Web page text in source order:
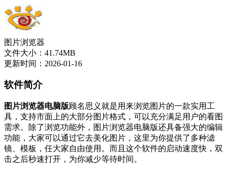
图片浏览器
文件大小：41.74MB
更新时间：2026-01-16
软件简介
图片浏览器电脑版顾名思义就是用来浏览图片的一款实用工
具，支持市面上的大部分图片格式，可以充分满足用户的看图
需求。除了浏览功能外，图片浏览器电脑版还具备强大的编辑
功能，大家可以通过它去美化图片，这里为你提供了多种滤
镜、模板，任大家自由使用。而且这个软件的启动速度快，双
击之后秒速打开，为你减少等待时间。